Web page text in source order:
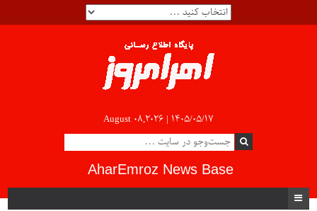
August 08,2026 | ۱۴۰۵/۰۵/۱۷
AharEmroz News Base